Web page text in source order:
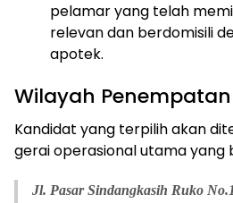
pelamar yang telah
relevan dan berdomisili
apotek.
Wilayah
Kandidat yang terpilih akan
gerai operasional utama yang
Jl. Pasar Sindangkasih Ruko